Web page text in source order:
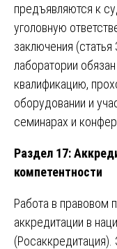
предъявляются к
уголовную
заключения
лаборатории
квалификацию,
оборудовании и
семинарах и
Раздел 17:
компетентности
Работа в правовом
аккредитации в